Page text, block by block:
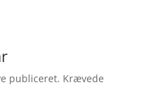
publiceret. Krævede